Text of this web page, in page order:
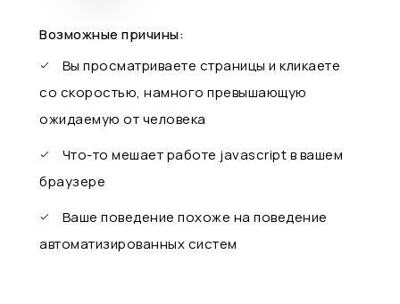
Возможные причины:
Вы просматриваете страницы и кликаете
со скоростью, намного превышающую
ожидаемую от человека
Что-то мешает работе javascript в вашем
браузере
Ваше поведение похоже на поведение
автоматизированных систем